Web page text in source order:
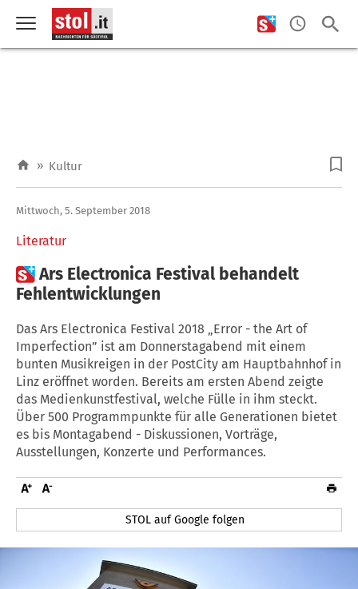
» Kultur
Literatur
Mittwoch, 5. September 2018
Ars Electronica Festival behandelt
Fehlentwicklungen
Das Ars Electronica Festival 2018 „Error - the Art of
Imperfection” ist am Donnerstagabend mit einem
bunten Musikreigen in der PostCity am Hauptbahnhof in
Linz eröffnet worden. Bereits am ersten Abend zeigte
das Medienkunstfestival, welche Fülle in ihm steckt.
Über 500 Programmpunkte für alle Generationen bietet
es bis Montagabend - Diskussionen, Vorträge,
Ausstellungen, Konzerte und Performances.
STOL auf Google folgen